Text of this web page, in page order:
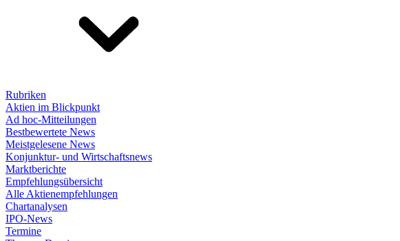
Rubriken
Aktien im Blickpunkt
Ad hoc-Mitteilungen
Bestbewertete News
Meistgelesene News
Konjunktur- und Wirtschaftsnews
Marktberichte
Empfehlungsübersicht
Alle Aktienempfehlungen
Chartanalysen
IPO-News
Termine